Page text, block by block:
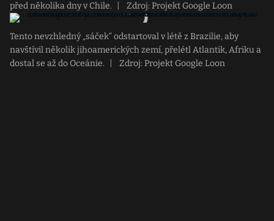
před několika dny v Chile.
Zdroj: Projekt Google Loon
Tento nevzhledný „sáček“ odstartoval v létě z Brazilie, aby
navštívil několik jihoamerických zemí, přelétl Atlantik, Afriku a
dostal se až do Oceánie.
Zdroj: Projekt Google Loon